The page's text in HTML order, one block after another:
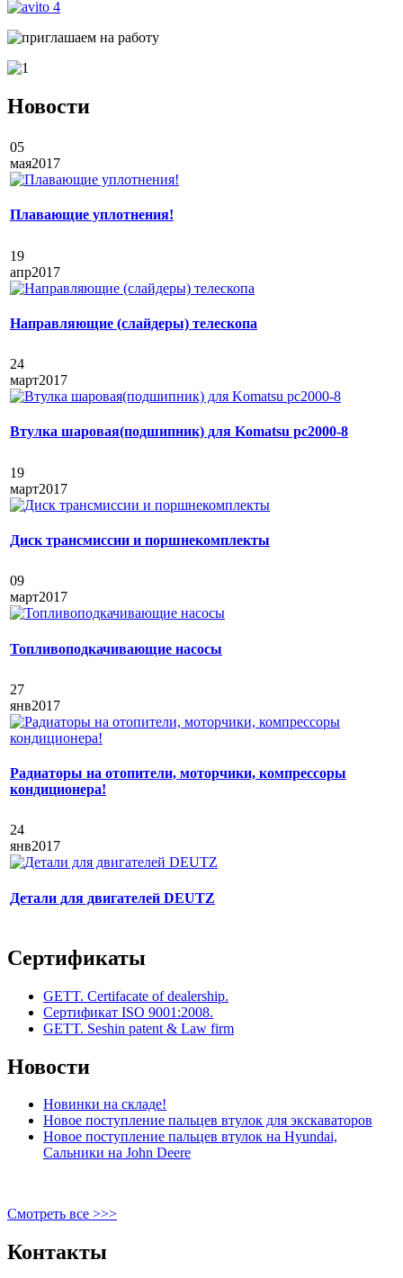
Новости
05
мая2017
Плавающие уплотнения!
19
апр2017
Направляющие (слайдеры) телескопа
24
март2017
Втулка шаровая(подшипник) для Komatsu pc2000-8
19
март2017
Диск трансмиссии и поршнекомплекты
09
март2017
Топливоподкачивающие насосы
27
янв2017
Радиаторы на отопители, моторчики, компрессоры
кондиционера!
24
янв2017
Детали для двигателей DEUTZ
Сертификаты
GETT. Certifacate of dealership.
Сертификат ISO 9001:2008.
GETT. Seshin patent & Law firm
Новости
Новинки на складе!
Новое поступление пальцев втулок для экскаваторов
Новое поступление пальцев втулок на Hyundai,
Сальники на John Deere
Смотреть все >>>
Контакты